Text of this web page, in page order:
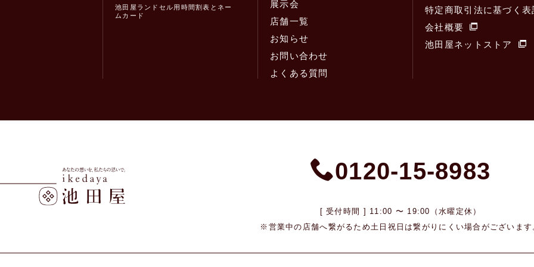
池田屋ランドセル用時間割表とネー
ムカード
展示会
店舗一覧
お知らせ
お問い合わせ
よくある質問
特定商取引法に基づく表
会社概要
池田屋ネットストア
0120-15-8983
[ 受付時間 ] 11:00 〜 19:00（水曜定休）
※営業中の店舗へ繋がるため 土日祝日は繋がりにくい場合がございます